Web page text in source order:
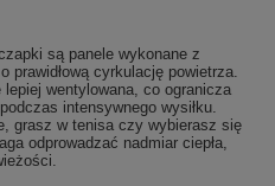
są panele wykonane z
prawidłową cyrkulację powietrza.
wentylowana, co ogranicza
intensywnego wysiłku.
grasz w tenisa czy wybierasz się
odprowadzać nadmiar ciepła,